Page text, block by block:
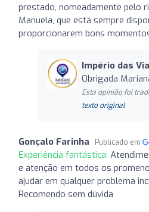
prestado, nomeadamente pelo
Manuela, que está sempre
proporcionarem bons
Império das
Obrigada
Esta opinião foi
texto original
Gonçalo Farinha Publicado em
Experiência fantástica:
e atenção em todos os
ajudar em qualquer problema
Recomendo sem dúvida